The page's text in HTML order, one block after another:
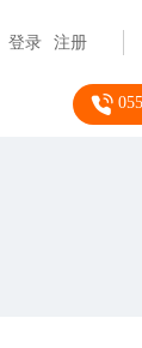
登录 注册